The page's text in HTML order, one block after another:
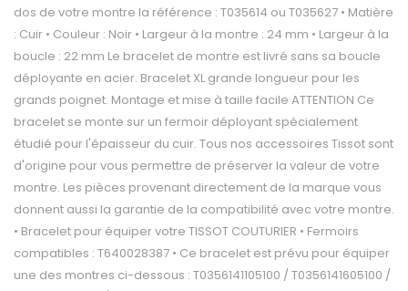
dos de votre montre la référence : T035614 ou T035627 • Matière
: Cuir • Couleur : Noir • Largeur à la montre : 24 mm • Largeur à la
boucle : 22 mm Le bracelet de montre est livré sans sa boucle
déployante en acier. Bracelet XL grande longueur pour les
grands poignet. Montage et mise à taille facile ATTENTION Ce
bracelet se monte sur un fermoir déployant spécialement
étudié pour l'épaisseur du cuir. Tous nos accessoires Tissot sont
d'origine pour vous permettre de préserver la valeur de votre
montre. Les pièces provenant directement de la marque vous
donnent aussi la garantie de la compatibilité avec votre montre.
• Bracelet pour équiper votre TISSOT COUTURIER • Fermoirs
compatibles : T640028387 • Ce bracelet est prévu pour équiper
une des montres ci-dessous : T0356141105100 / T0356141605100 /